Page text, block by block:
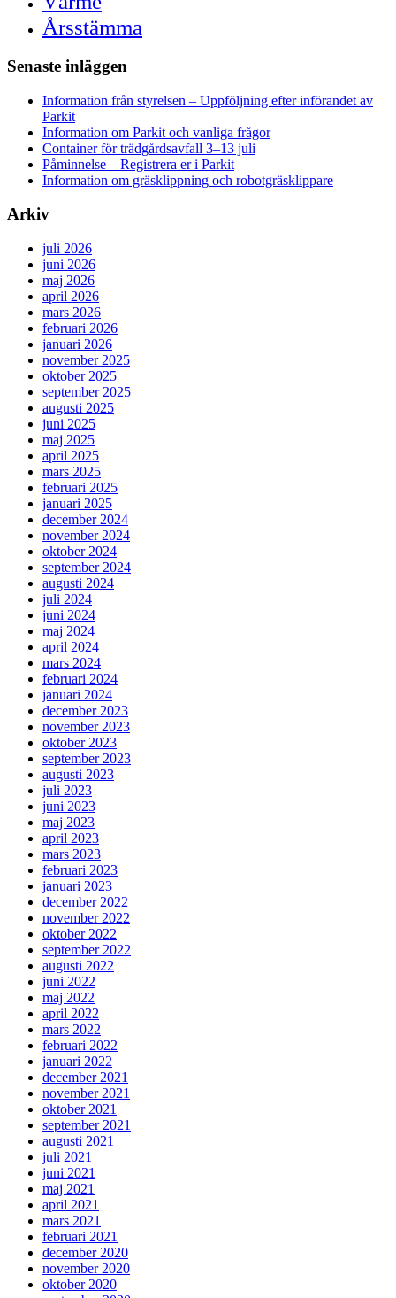
Årsstämma
Senaste inläggen
Information från styrelsen – Uppföljning efter införandet av
Parkit
Information om Parkit och vanliga frågor
Container för trädgårdsavfall 3–13 juli
Påminnelse – Registrera er i Parkit
Information om gräsklippning och robotgräsklippare
Arkiv
juli 2026
juni 2026
maj 2026
april 2026
mars 2026
februari 2026
januari 2026
november 2025
oktober 2025
september 2025
augusti 2025
juni 2025
maj 2025
april 2025
mars 2025
februari 2025
januari 2025
december 2024
november 2024
oktober 2024
september 2024
augusti 2024
juli 2024
juni 2024
maj 2024
april 2024
mars 2024
februari 2024
januari 2024
december 2023
november 2023
oktober 2023
september 2023
augusti 2023
juli 2023
juni 2023
maj 2023
april 2023
mars 2023
februari 2023
januari 2023
december 2022
november 2022
oktober 2022
september 2022
augusti 2022
juni 2022
maj 2022
april 2022
mars 2022
februari 2022
januari 2022
december 2021
november 2021
oktober 2021
september 2021
augusti 2021
juli 2021
juni 2021
maj 2021
april 2021
mars 2021
februari 2021
december 2020
november 2020
oktober 2020